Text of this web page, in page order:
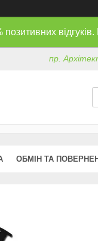
позитивних
пр.
ОБМІН ТА